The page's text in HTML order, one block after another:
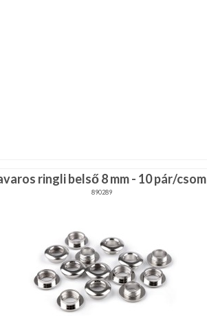
ringli belső 8 mm - 10 pár/
890289